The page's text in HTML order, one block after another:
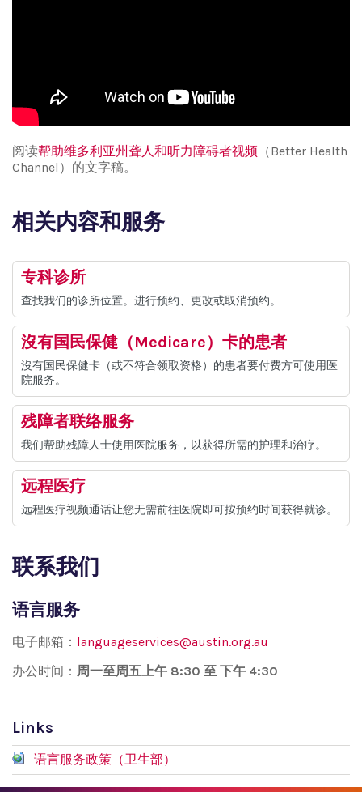
阅读帮助维多利亚州聋人和听力障碍者视频 （Better Health
Channel）的文字稿。
相关内容和服务
专科诊所
查找我们的诊所位置。进行预约、更改或取消预约。
沒有国民保健（Medicare）卡的患者
沒有国民保健卡（或不符合领取资格）的患者要付费方可使用医
院服务。
残障者联络服务
我们帮助残障人士使用医院服务，以获得所需的护理和治疗。
远程医疗
远程医疗视频通话让您无需前往医院即可按预约时间获得就诊。
联系我们
语言服务
电子邮箱： languageservices@austin.org.au
办公时间： 周一至周五上午 8:30 至 下午 4:30
Links
语言服务政策（卫生部）